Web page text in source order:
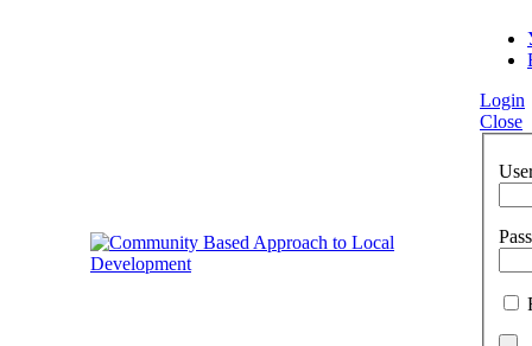
Login
Close